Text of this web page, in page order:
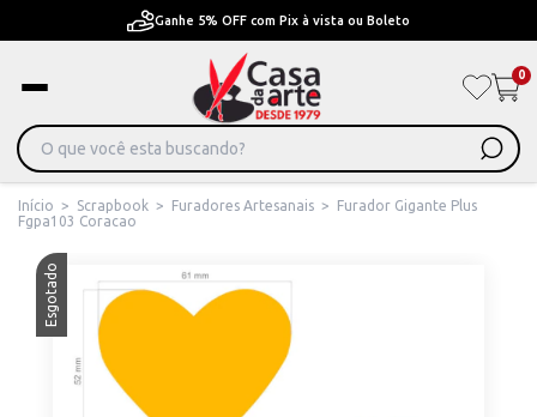
Ganhe 5% OFF com Pix à vista ou Boleto
0
Início > Scrapbook > Furadores Artesanais >
Furador Gigante Plus
Fgpa103 Coracao
Esgotado